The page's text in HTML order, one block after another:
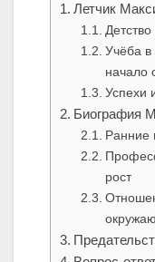
Летчик
Учёба
начало
Успехи
Биография
Ранние
рост